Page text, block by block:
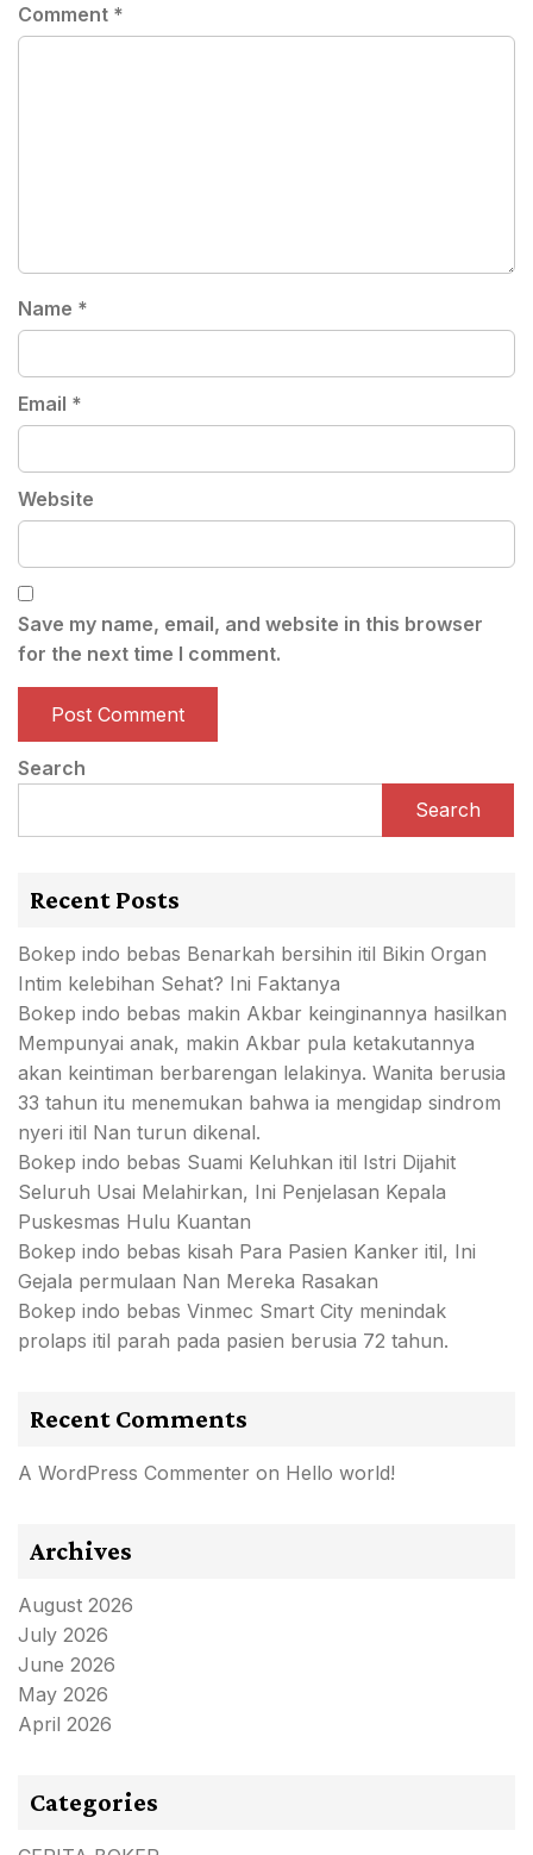
Comment *
Name *
Email *
Website
Save my name, email, and website in this browser
for the next time I comment.
Search
Search
Recent Posts
Bokep indo bebas Benarkah bersihin itil Bikin Organ
Intim kelebihan Sehat? Ini Faktanya
Bokep indo bebas makin Akbar keinginannya hasilkan
Mempunyai anak, makin Akbar pula ketakutannya
akan keintiman berbarengan lelakinya. Wanita berusia
33 tahun itu menemukan bahwa ia mengidap sindrom
nyeri itil Nan turun dikenal.
Bokep indo bebas Suami Keluhkan itil Istri Dijahit
Seluruh Usai Melahirkan, Ini Penjelasan Kepala
Puskesmas Hulu Kuantan
Bokep indo bebas kisah Para Pasien Kanker itil, Ini
Gejala permulaan Nan Mereka Rasakan
Bokep indo bebas Vinmec Smart City menindak
prolaps itil parah pada pasien berusia 72 tahun.
Recent Comments
A WordPress Commenter on Hello world!
Archives
August 2026
July 2026
June 2026
May 2026
April 2026
Categories